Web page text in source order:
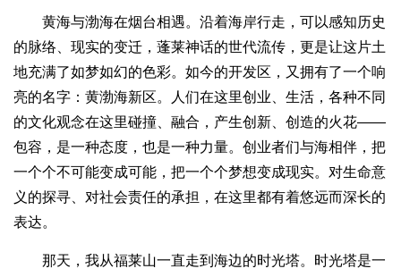
黄海与渤海在烟台相遇。沿着海岸行走，可以感知历史
的脉络、现实的变迁，蓬莱神话的世代流传，更是让这片土
地充满了如梦如幻的色彩。如今的开发区，又拥有了一个响
亮的名字：黄渤海新区。人们在这里创业、生活，各种不同
的文化观念在这里碰撞、融合，产生创新、创造的火花——
包容，是一种态度，也是一种力量。创业者们与海相伴，把
一个个不可能变成可能，把一个个梦想变成现实。对生命意
义的探寻、对社会责任的承担，在这里都有着悠远而深长的
表达。
那天，我从福莱山一直走到海边的时光塔。时光塔是一